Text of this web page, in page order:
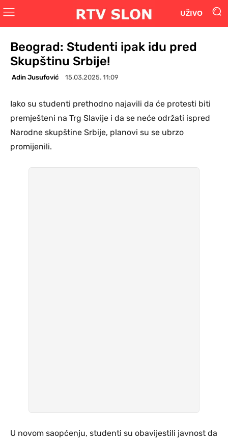
UŽIVO
Beograd: Studenti ipak idu pred
Skupštinu Srbije!
Adin Jusufović 15.03.2025. 11:09
Iako su studenti prethodno najavili da će protesti biti
premješteni na Trg Slavije i da se neće održati ispred
Narodne skupštine Srbije, planovi su se ubrzo
promijenili.
U novom saopćenju, studenti su obavijestili javnost da